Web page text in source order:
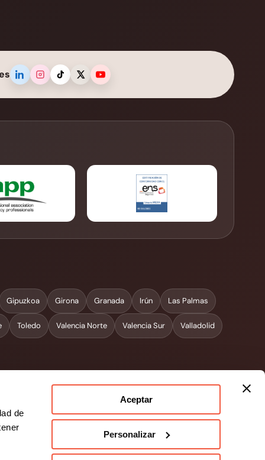
de
Aceptar
Personalizar
Gipuzkoa Girona Granada Irún Las Palmas
Toledo Valencia Norte Valencia Sur Valladolid